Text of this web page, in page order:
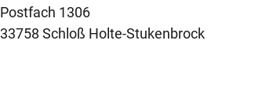
Postfach 1306
33758 Schloß Holte-Stukenbrock